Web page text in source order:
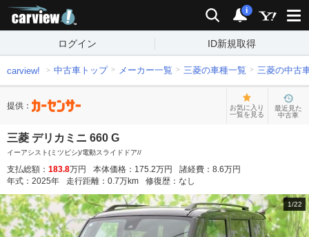
検索 通知
i
ログイン ID新規取得
carview! 中古車トップ メーカー一覧 三菱の車種一覧 三菱の中古
提供：
お気に入り
一覧を見る
最近見た
中古車
三菱 デリカミニ 660 G
イーアシスト(ミツビシ)/電動スライドドア//
支払総額： 183.8万円 本体価格： 175.2万円 諸経費： 8.6万円
年式： 2025年 走行距離： 0.7万km 修復歴： なし
1/22